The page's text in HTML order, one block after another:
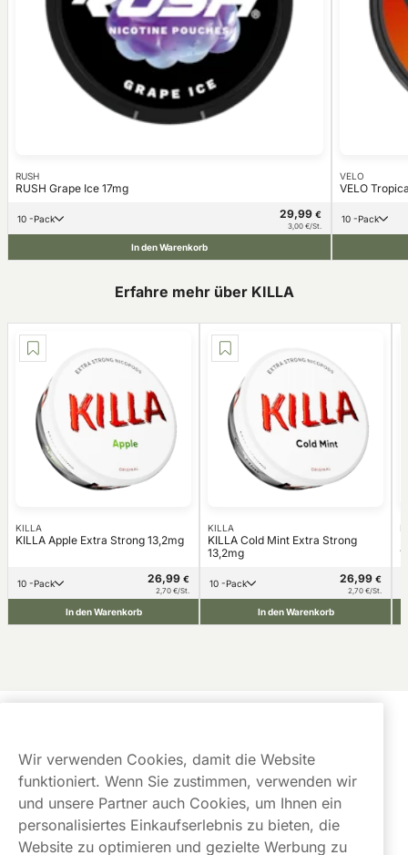
RUSH
RUSH Grape Ice 17mg
10 -Pack 29,99 €
3,00 €/St.
In den Warenkorb
VELO
VELO
10 -Pack
Erfahre mehr über KILLA
KILLA
KILLA Apple Extra Strong 13,2mg
10 -Pack 26,99 €
2,70 €/St.
In den Warenkorb
KILLA
KILLA Cold Mint Extra Strong
13,2mg
10 -Pack 26,99 €
2,70 €/St.
In den Warenkorb
Links
Über uns
Wir verwenden Cookies, damit die Website
funktioniert. Wenn Sie zustimmen, verwenden wir
und unsere Partner auch Cookies, um Ihnen ein
personalisiertes Einkaufserlebnis zu bieten, die
Website zu optimieren und gezielte Werbung zu